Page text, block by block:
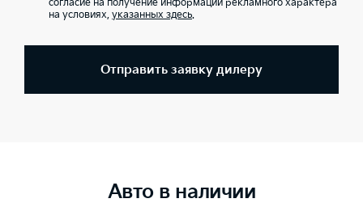
согласие на получение информации рекламного характера
на условиях, указанных здесь.
Отправить заявку дилеру
Авто в наличии